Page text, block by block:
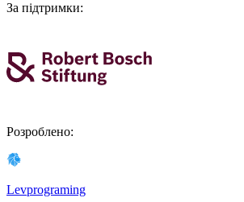
За підтримки:
Розроблено:
Levprograming